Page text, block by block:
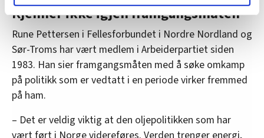
lære hvordan våre nettsider blir brukt slik at vi tilby
relevant innhold, tilpassede annonser og utarbeide
statistikk.
Vi deler bare informasjon om hvordan du bruker
nettstedet med LO Medias egne samarbeidspartnere
innenfor analyse og annonsering. Disse er angitt i
oversikten lengre ned på denne siden.
Kjenner ikke igjen framgangsmåten
Rune Pettersen i Fellesforbundet i Nordre Nordland og
Sør-Troms har vært medlem i Arbeiderpartiet siden
1983. Han sier framgangsmåten med å søke omkamp
på politikk som er vedtatt i en periode virker fremmed
på ham.
– Det er veldig viktig at den oljepolitikken som har